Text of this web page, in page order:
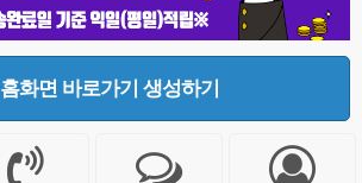
홈화면 바로가기 생성하기